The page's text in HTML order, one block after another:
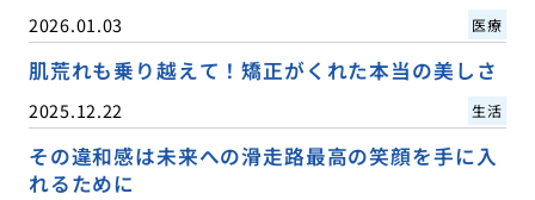
2026.01.03 医療
肌荒れも乗り越えて！矯正がくれた本当の美しさ
2025.12.22 生活
その違和感は未来への滑走路最高の笑顔を手に入
れるために